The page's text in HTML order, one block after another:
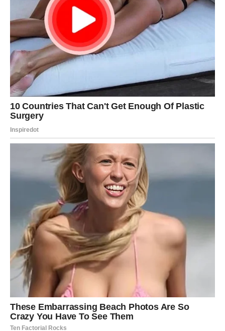
Neko vas posmatra sa mnogo više osjećanja nego što
pokazuje.
Za slobodne
Privlačnost prema jednoj osobi postaje neizbježna.
Za zauzete
Strast i bliskost rastu.
Ljubav ruši sve vaše zidove
Pred vama su snažni trenuci.
STRIJELAC
Neočekivan susret mogao bi promijeniti vaše planove.
Ljubav dolazi kada je najmanje očekujete.
Za slobodne
Nova osoba donosi uzbuđenje i radost.